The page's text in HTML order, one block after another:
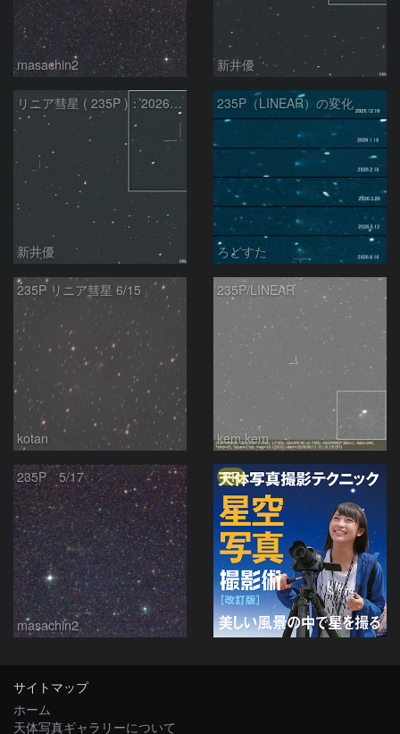
masachin2 新井優
リニア彗星 ( 235P )：2026/05/29
新井優
235P（LINEAR）の変化
ろどすた
235P リニア彗星 6/15
kotan
235P/LINEAR
kem.kem
235P 5/17
masachin2
PR
サイトマップ
ホーム
天体写真ギャラリーについて